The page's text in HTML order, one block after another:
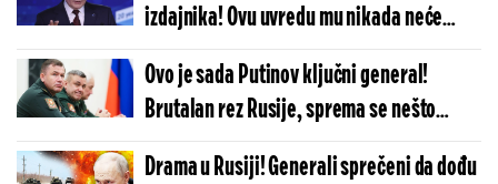
izdajnika! Ovu uvredu mu nikada neće
oprostiti: Ceo Kremlj je u stanju šoka
Ovo je sada Putinov ključni general!
Brutalan rez Rusije, sprema se nešto
krupno u Ukrajini?
Drama u Rusiji! Generali sprečeni da dođu